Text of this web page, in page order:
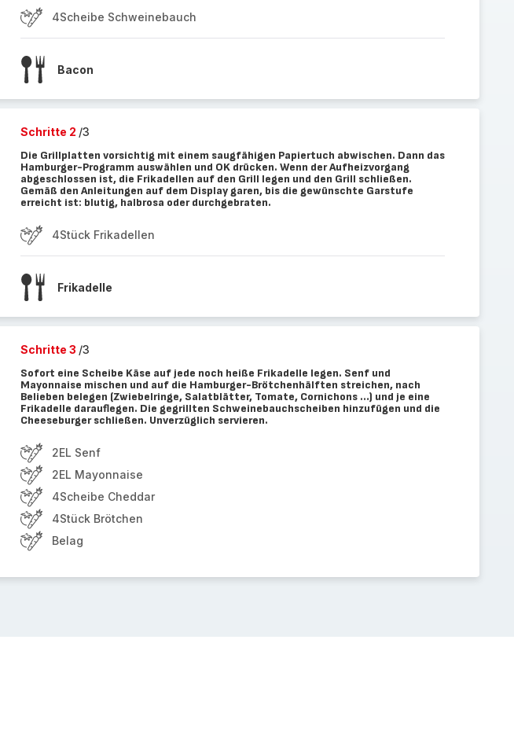
4Scheibe Schweinebauch
Bacon
Schritte 2 /3
Die Grillplatten vorsichtig mit einem saugfähigen Papiertuch abwischen. Dann das
Hamburger-Programm auswählen und OK drücken. Wenn der Aufheizvorgang
abgeschlossen ist, die Frikadellen auf den Grill legen und den Grill schließen.
Gemäß den Anleitungen auf dem Display garen, bis die gewünschte Garstufe
erreicht ist: blutig, halbrosa oder durchgebraten.
4Stück Frikadellen
Frikadelle
Schritte 3 /3
Sofort eine Scheibe Käse auf jede noch heiße Frikadelle legen. Senf und
Mayonnaise mischen und auf die Hamburger-Brötchenhälften streichen, nach
Belieben belegen (Zwiebelringe, Salatblätter, Tomate, Cornichons …) und je eine
Frikadelle darauflegen. Die gegrillten Schweinebauchscheiben hinzufügen und die
Cheeseburger schließen. Unverzüglich servieren.
2EL Senf
2EL Mayonnaise
4Scheibe Cheddar
4Stück Brötchen
Belag